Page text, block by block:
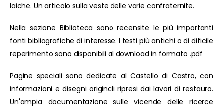
laiche. Un articolo sulla veste delle varie confraternite.
Nella sezione Biblioteca sono recensite le più importanti
fonti bibliografiche di interesse. I testi più antichi o di dificile
reperimento sono disponibili al download in formato .pdf
Pagine speciali sono dedicate al Castello di Castro, con
informazioni e disegni originali ripresi dai lavori di restauro.
Un'ampia documentazione sulle vicende delle ricerce